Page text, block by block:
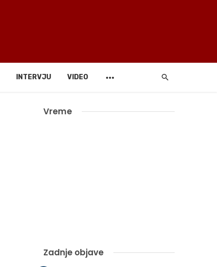
INTERVJU VIDEO
Vreme
Zadnje objave